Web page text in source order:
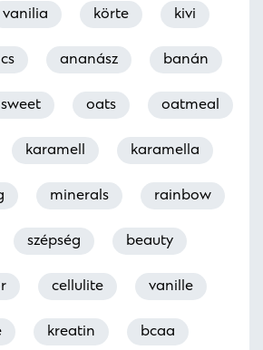
vanilia körte kivi
ananász banán
sweet oats oatmeal
karamell karamella
minerals rainbow
szépség beauty
cellulite vanille
kreatin bcaa